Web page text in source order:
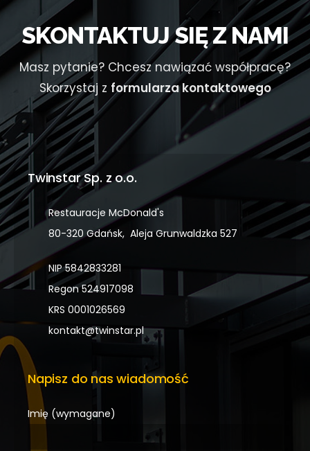
SKONTAKTUJ SIĘ Z NAMI
Masz pytanie? Chcesz nawiązać współpracę?
Skorzystaj z formularza kontaktowego
Twinstar Sp. z o.o.
Restauracje McDonald's
80-320 Gdańsk, Aleja Grunwaldzka 527
NIP 5842833281
Regon 524917098
KRS 0001026569
kontakt@twinstar.pl
Napisz do nas wiadomość
Imię (wymagane)